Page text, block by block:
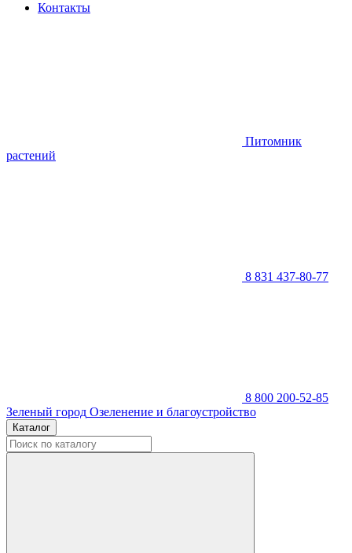
Контакты
Питомник
растений
8 831 437-80-77
8 800 200-52-85
Зеленый город Озеленение и благоустройство
Каталог